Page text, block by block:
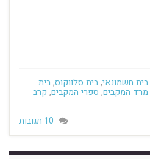
בית חשמונאי,בית סלווקוס,בית
מרד המקבים, ספרי המקבים, קרב
10 תגובות